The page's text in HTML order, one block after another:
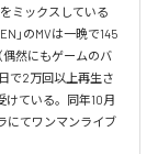
ミックスしている
」のMVは一晩で145
偶然にもゲームのバ
で2万回以上再生さ
けている。同年10月
にてワンマンライブ